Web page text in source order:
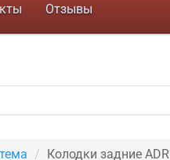
Отзывы
Колодки задние ADR